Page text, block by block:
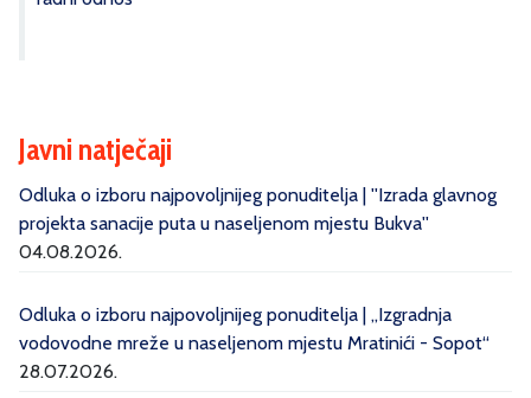
Javni natječaji
Odluka o izboru najpovoljnijeg ponuditelja | ''Izrada glavnog
projekta sanacije puta u naseljenom mjestu Bukva''
04.08.2026.
Odluka o izboru najpovoljnijeg ponuditelja | „Izgradnja
vodovodne mreže u naseljenom mjestu Mratinići - Sopot“
28.07.2026.